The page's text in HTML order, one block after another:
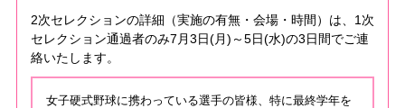
2次セレクションの詳細（実施の有無・会場・時間）は、1次
セレクション通過者のみ7月3日(月)～5日(水)の3日間でご連
絡いたします。
女子硬式野球に携わっている選手の皆様、特に最終学年を